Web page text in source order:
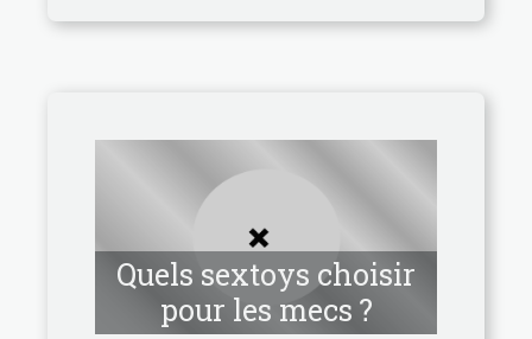
Quels sextoys choisir
pour les mecs ?